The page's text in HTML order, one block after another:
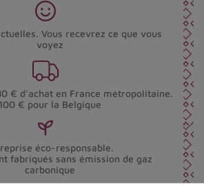
Vous recevrez ce que vous
voyez
€ d’achat en France métropolitaine.
100 € pour la Belgique
éco-responsable.
fabriqués sans émission de gaz
carbonique